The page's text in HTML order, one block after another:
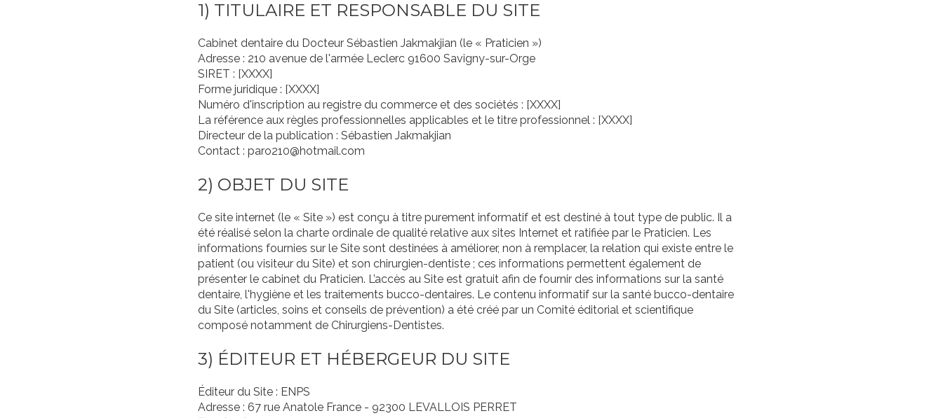
1) TITULAIRE ET RESPONSABLE DU SITE
Cabinet dentaire du Docteur Sébastien Jakmakjian (le « Praticien »)
Adresse : 210 avenue de l'armée Leclerc 91600 Savigny-sur-Orge
SIRET : [XXXX]
Forme juridique : [XXXX]
Numéro d'inscription au registre du commerce et des sociétés : [XXXX]
La référence aux règles professionnelles applicables et le titre professionnel : [XXXX]
Directeur de la publication : Sébastien Jakmakjian
Contact : paro210@hotmail.com
2) OBJET DU SITE
Ce site internet (le « Site ») est conçu à titre purement informatif et est destiné à tout type de public. Il a
été réalisé selon la charte ordinale de qualité relative aux sites Internet et ratifiée par le Praticien. Les
informations fournies sur le Site sont destinées à améliorer, non à remplacer, la relation qui existe entre le
patient (ou visiteur du Site) et son chirurgien-dentiste ; ces informations permettent également de
présenter le cabinet du Praticien. L’accès au Site est gratuit afin de fournir des informations sur la santé
dentaire, l'hygiène et les traitements bucco-dentaires. Le contenu informatif sur la santé bucco-dentaire
du Site (articles, soins et conseils de prévention) a été créé par un Comité éditorial et scientifique
composé notamment de Chirurgiens-Dentistes.
3) ÉDITEUR ET HÉBERGEUR DU SITE
Éditeur du Site : ENPS
Adresse : 67 rue Anatole France - 92300 LEVALLOIS PERRET